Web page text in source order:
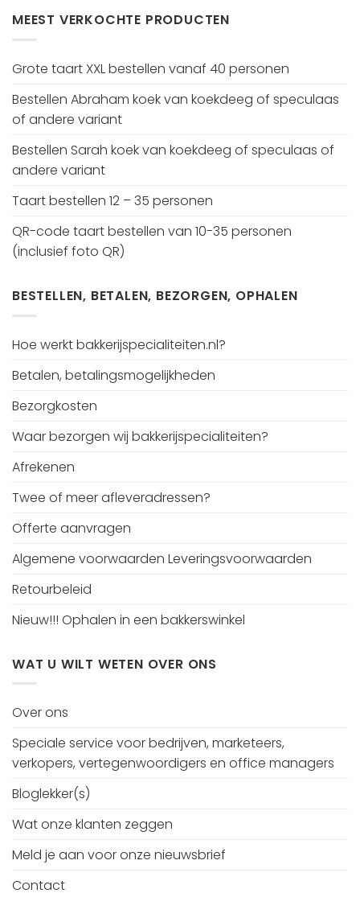
MEEST VERKOCHTE PRODUCTEN
Grote taart XXL bestellen vanaf 40 personen
Bestellen Abraham koek van koekdeeg of speculaas
of andere variant
Bestellen Sarah koek van koekdeeg of speculaas of
andere variant
Taart bestellen 12 – 35 personen
QR-code taart bestellen van 10-35 personen
(inclusief foto QR)
BESTELLEN, BETALEN, BEZORGEN, OPHALEN
Hoe werkt bakkerijspecialiteiten.nl?
Betalen, betalingsmogelijkheden
Bezorgkosten
Waar bezorgen wij bakkerijspecialiteiten?
Afrekenen
Twee of meer afleveradressen?
Offerte aanvragen
Algemene voorwaarden Leveringsvoorwaarden
Retourbeleid
Nieuw!!! Ophalen in een bakkerswinkel
WAT U WILT WETEN OVER ONS
Over ons
Speciale service voor bedrijven, marketeers,
verkopers, vertegenwoordigers en office managers
Bloglekker(s)
Wat onze klanten zeggen
Meld je aan voor onze nieuwsbrief
Contact